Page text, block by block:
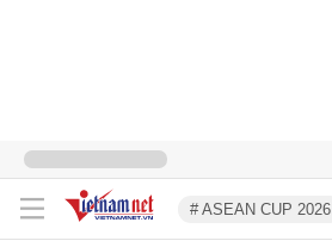
# ASEAN CUP 2026